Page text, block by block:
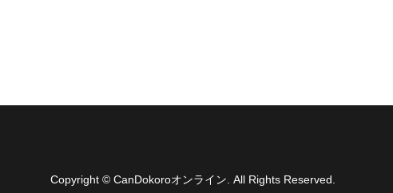
Copyright © CanDokoroオンライン . All Rights Reserved.